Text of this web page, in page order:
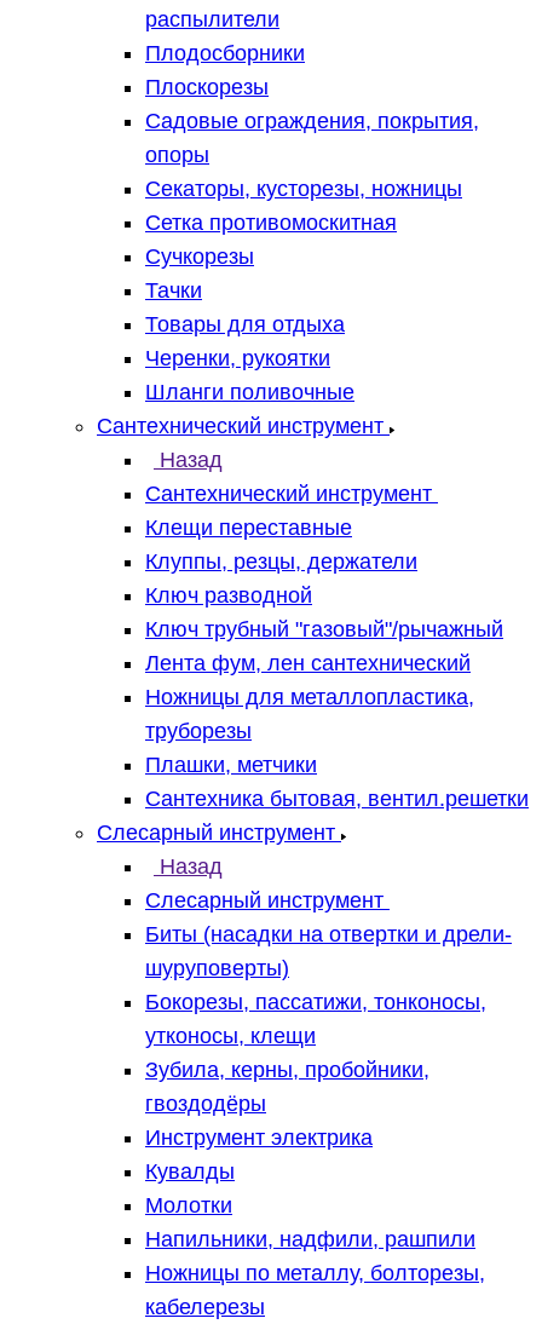
распылители
Плодосборники
Плоскорезы
Садовые ограждения, покрытия,
опоры
Секаторы, кусторезы, ножницы
Сетка противомоскитная
Сучкорезы
Тачки
Товары для отдыха
Черенки, рукоятки
Шланги поливочные
Сантехнический инструмент
Назад
Сантехнический инструмент
Клещи переставные
Клуппы, резцы, держатели
Ключ разводной
Ключ трубный "газовый"/рычажный
Лента фум, лен сантехнический
Ножницы для металлопластика,
труборезы
Плашки, метчики
Сантехника бытовая, вентил.решетки
Слесарный инструмент
Назад
Слесарный инструмент
Биты (насадки на отвертки и дрели-
шуруповерты)
Бокорезы, пассатижи, тонконосы,
утконосы, клещи
Зубила, керны, пробойники,
гвоздодёры
Инструмент электрика
Кувалды
Молотки
Напильники, надфили, рашпили
Ножницы по металлу, болторезы,
кабелерезы